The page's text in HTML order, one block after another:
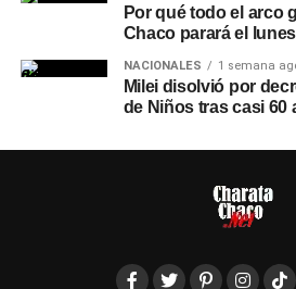
Por qué todo el arco
Chaco parará el
NACIONALES 1 semana
Milei disolvió por
de Niños tras casi 60